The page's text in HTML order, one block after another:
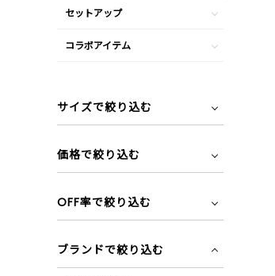
セットアップ
コラボアイテム
サイズで絞り込む
価格で絞り込む
OFF率で絞り込む
ブランドで絞り込む